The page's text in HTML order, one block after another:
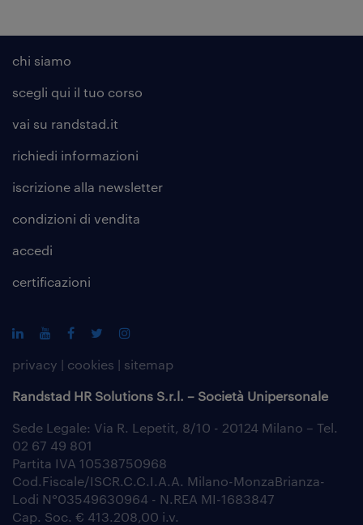
chi siamo
scegli qui il tuo corso
vai su randstad.it
richiedi informazioni
iscrizione alla newsletter
condizioni di vendita
accedi
certificazioni
privacy | cookies | sitemap
Randstad HR Solutions S.r.l. – Società Unipersonale
Sede Legale: Via R. Lepetit, 8/10 - 20124 Milano – Tel.
02 67 49 801
Partita IVA 10538750968
Cod.Fiscale/ISCR.C.C.I.A.A. Milano-MonzaBrianza-
Lodi N°03549630964 - N.REA MI-1683847
Cap. Soc. € 413.208,00 i.v.